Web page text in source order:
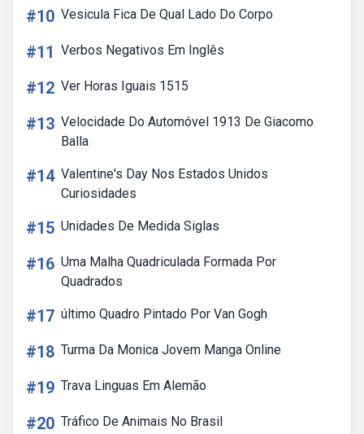
#10 Vesicula Fica De Qual Lado Do Corpo
#11 Verbos Negativos Em Inglês
#12 Ver Horas Iguais 1515
#13 Velocidade Do Automóvel 1913 De Giacomo
Balla
#14 Valentine's Day Nos Estados Unidos
Curiosidades
#15 Unidades De Medida Siglas
#16 Uma Malha Quadriculada Formada Por
Quadrados
#17 último Quadro Pintado Por Van Gogh
#18 Turma Da Monica Jovem Manga Online
#19 Trava Linguas Em Alemão
#20 Tráfico De Animais No Brasil